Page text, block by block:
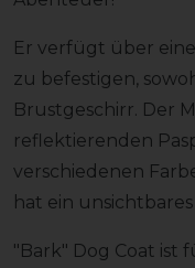
Er verfügt über
zu befestigen,
Brustgeschirr. Der
reflektierenden
verschiedenen
hat ein
"Bark" Dog Coat ist